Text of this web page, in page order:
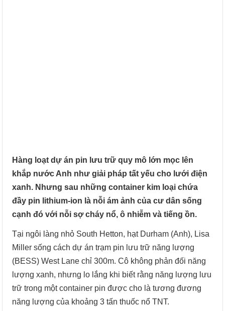
Hàng loạt dự án pin lưu trữ quy mô lớn mọc lên
khắp nước Anh như giải pháp tất yếu cho lưới điện
xanh. Nhưng sau những container kim loại chứa
đầy pin lithium-ion là nỗi ám ảnh của cư dân sống
cạnh đó với nỗi sợ cháy nổ, ô nhiễm và tiếng ồn.
Tại ngôi làng nhỏ South Hetton, hạt Durham (Anh), Lisa
Miller sống cách dự án trạm pin lưu trữ năng lượng
(BESS) West Lane chỉ 300m. Cô không phản đối năng
lượng xanh, nhưng lo lắng khi biết rằng năng lượng lưu
trữ trong một container pin được cho là tương đương
năng lượng của khoảng 3 tấn thuốc nổ TNT.